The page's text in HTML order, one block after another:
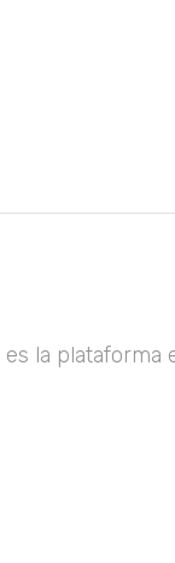
es la